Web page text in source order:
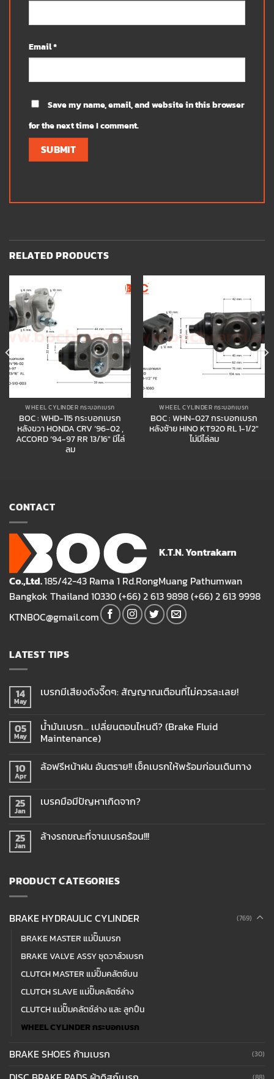
Email*
Save my name, email, and website in this browser
for the next time I comment.
RELATED PRODUCTS
WHEEL CYLINDER กระบอกเบรก
BOC : WHD-115 กระบอกเบรก
หลังขวา HONDA CRV ’96-02 ,
ACCORD ’94-97 RR 13/16″ มีไล่
ลม
wishlist
WHEEL CYLINDER กระบอกเบรก
BOC : WHN-027 กระบอกเบรก
หลังซ้าย HINO KT920 RL 1-1/2″
ไม่มีไล่ลม
CONTACT
K.T.N. Yontrakarn
Co.,Ltd.185/42-43 Rama 1 Rd.RongMuang Pathumwan
Bangkok Thailand 10330 (+66) 2 613 9898 (+66) 2 613 9998
KTNBOC@gmail.com
LATEST TIPS
14
May
เบรกมีเสียงดังจี๊ดๆ: สัญญาณเตือนที่ไม่ควรละเลย!
05
May
น้ำมันเบรก… เปลี่ยนตอนไหนดี? (Brake Fluid
Maintenance)
10
Apr
ล้อฟรีหน้าฝน อันตราย!! เช็คเบรกให้พร้อมก่อนเดินทาง
25
Jan
เบรคมือมีปัญหาเกิดจาก?
25
Jan
ล้างรถขณะที่จานเบรคร้อน!!!
PRODUCT CATEGORIES
BRAKE HYDRAULIC CYLINDER (769)
BRAKE MASTER แม่ปั๊มเบรก
BRAKE VALVE ASSY ชุดวาล์วเบรก
CLUTCH MASTER แม่ปั๊มคลัตช์บน
CLUTCH SLAVE แม่ปั๊มคลัตซ์ล่าง
CLUTCH แม่ปั๊มคลัตช์ล่าง และ ลูกปืน
WHEEL CYLINDER กระบอกเบรก
BRAKE SHOES ก้ามเบรก (30)